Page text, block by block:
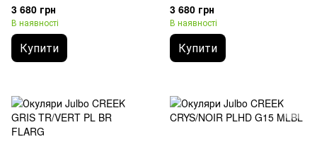
3 680 грн
В наявності
Купити
3 680 грн
В наявності
Купити